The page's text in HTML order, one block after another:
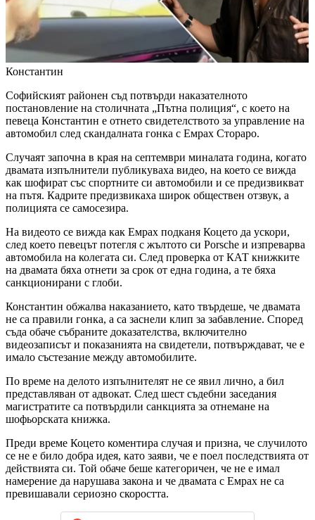
Константин
Софийският районен съд потвърди наказателното
постановление на столичната „Пътна полиция“, с което на
певеца Константин е отнето свидетелството за управление на
автомобил след скандалната гонка с Емрах Стораро.
Случаят започна в края на септември миналата година, когато
двамата изпълнители публикуваха видео, на което се вижда
как шофират със спортните си автомобили и се предизвикват
на пътя. Кадрите предизвикаха широк обществен отзвук, а
полицията се самосезира.
На видеото се вижда как Емрах подканя Коцето да ускори,
след което певецът потегля с жълтото си Porsche и изпреварва
автомобила на колегата си. След проверка от КАТ книжките
на двамата бяха отнети за срок от една година, а те бяха
санкционирани с глоби.
Константин обжалва наказанието, като твърдеше, че двамата
не са правили гонка, а са заснели клип за забавление. Според
съда обаче събраните доказателства, включително
видеозаписът и показанията на свидетели, потвърждават, че е
имало състезание между автомобилите.
По време на делото изпълнителят не се явил лично, а бил
представляван от адвокат. След шест съдебни заседания
магистратите са потвърдили санкцията за отнемане на
шофьорската книжка.
Преди време Коцето коментира случая и призна, че случилото
се не е било добра идея, като заяви, че е поел последствията от
действията си. Той обаче беше категоричен, че не е имал
намерение да нарушава закона и че двамата с Емрах не са
превишавали сериозно скоростта.